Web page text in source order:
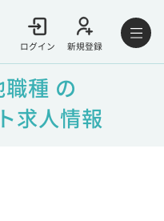
ログイン 新規登録
種 の
求人情報